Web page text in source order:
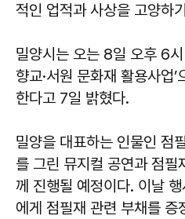
적인 업적과 사상을 고양하
밀양시는 오는 8일 오후 6
향교·서원 문화재 활용사업
한다고 7일 밝혔다.
밀양을 대표하는 인물인 점
를 그린 뮤지컬 공연과 점
께 진행될 예정이다. 이날
에게 점필재 관련 부채를 증